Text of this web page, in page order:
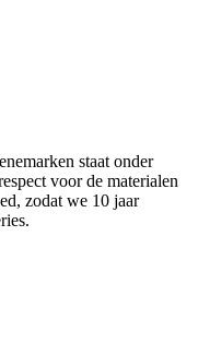
staat onder
voor de materialen
zodat we 10 jaar